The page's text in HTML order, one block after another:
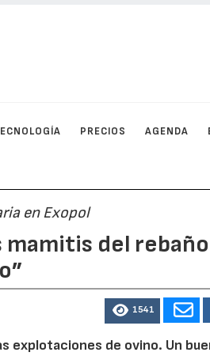
PRECIOS AGENDA
en Exopol
mamitis del
1541
explotaciones de ovino. Un